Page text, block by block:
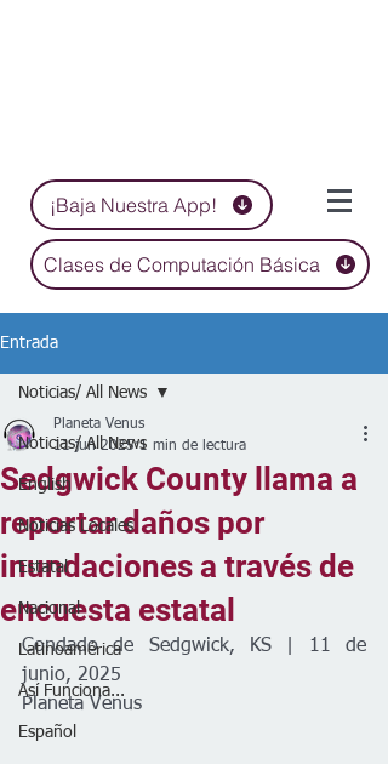
¡Baja Nuestra App!
Clases de Computación Básica
Entrada
Noticias/ All News
English
Noticias Locales
Estatal
Nacional
Latinoamérica
Así Funciona...
Español
Noticias/ All News
Sedgwick County llama a
reportar daños por
inundaciones a través de
encuesta estatal
Planeta Venus
11 jun 2025 1 min de lectura
Condado de Sedgwick, KS | 11 de
junio, 2025
Planeta Venus